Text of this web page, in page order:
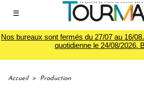
☰
Nos bureaux sont fermés du 27/07 au 16/
quotidienne le 24/08/2026.
Accueil > Production